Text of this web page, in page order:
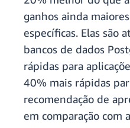
ganhos ainda
específicas. Elas são
bancos de dados
rápidas para
40% mais rápidas
recomendação de
em comparação com